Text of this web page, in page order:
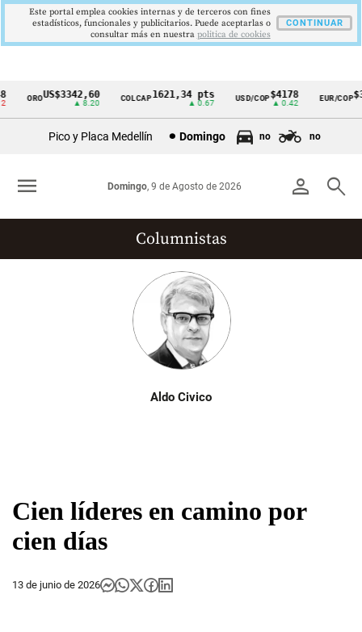
Cintillo
Colombia
OROUS$3342,60
▲ 8.20
COLCAP1621,34 pts
▲ 0.67
USD/COP$4178
▲ 0.42
EUR/COP
Pico y Placa Medellín Domingo no no
person search
Domingo, 9 de Agosto de 2026
menu
Columnistas
Aldo Civico
Cien líderes en camino por
cien días
13 de junio de 2026
Este portal emplea cookies internas y de terceros con fines
estadísticos, funcionales y publicitarios. Puede aceptarlas o
consultar más en nuestra politica de cookies
CONTINUAR